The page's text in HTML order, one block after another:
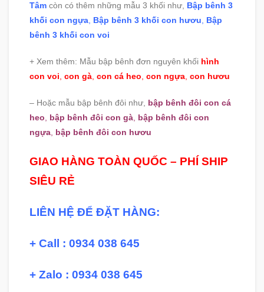
Tâm còn có thêm những mẫu 3 khối như, Bập bênh 3
khối con ngựa Bập bênh 3 khối con hươu
Bập
bênh 3 khối con voi
+ Xem thêm: Mẫu bập bênh đơn nguyên khối hình
con voi con gà con cá heo con ngựa con hươu
– Hoặc mẫu bập bênh đôi như, bập bênh đôi con cá
heo
bập bênh đôi con gà bập bênh đôi con
ngựa bập bênh đôi con hươu
GIAO HÀNG TOÀN QUỐC – PHÍ SHIP
SIÊU RẺ
LIÊN HỆ ĐỂ ĐẶT HÀNG:
+ Call : 0934 038 645
+ Zalo : 0934 038 645